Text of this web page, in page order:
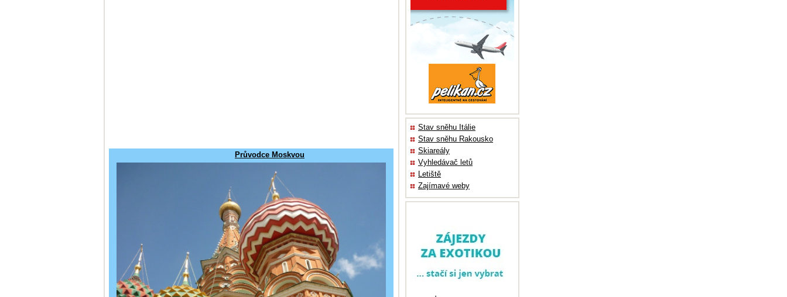
Průvodce Moskvou
Stav sněhu Itálie
Stav sněhu Rakousko
Skiareály
Vyhledávač letů
Letiště
Zajímavé weby